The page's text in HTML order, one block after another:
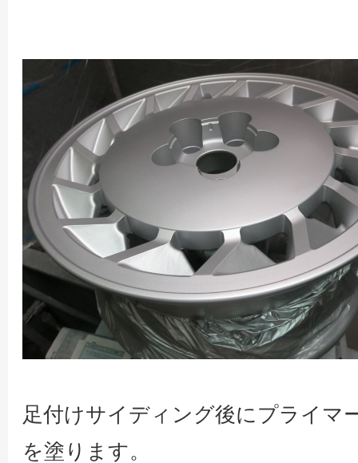
足付けサイディング後にプライマ
を塗ります。